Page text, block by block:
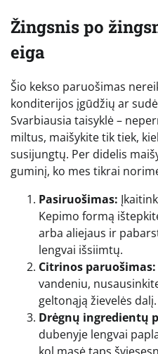
Žingsnis po
eiga
Šio kekso paruošimas
konditerijos įgūdžių ar
Svarbiausia taisyklė –
miltus, maišykite tik tiek,
susijungtų. Per didelis
guminį, ko mes tikrai
Pasiruošimas:
Kepimo formą
arba aliejaus ir
lengvai išsiimtų.
Citrinos paruošimas:
vandeniu,
geltonąją žievelės
Drėgnų ingredientų
dubenyje lengvai